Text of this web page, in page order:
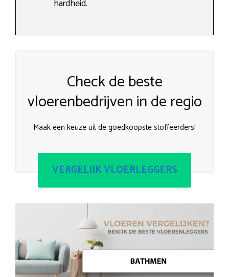
hardheid.
Check de beste
vloerenbedrijven in de regio
Maak een keuze uit de goedkoopste stoffeerders!
VERGELIJK VLOERLEGGERS